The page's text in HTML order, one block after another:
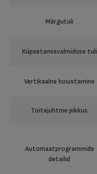
Märgutuli
Küpsetamisvalmiduse tuli
Vertikaalne hoiustamine
Toitejuhtme pikkus
Automaatprogrammide
detailid